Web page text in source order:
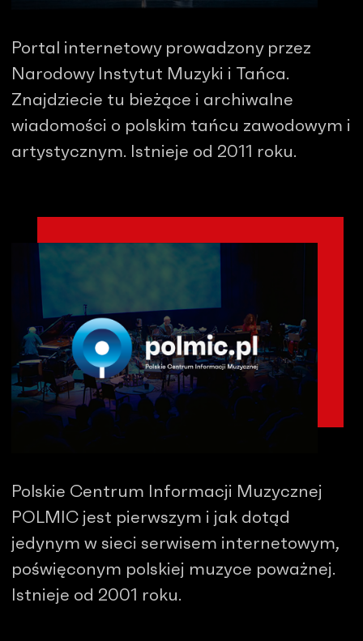
Portal internetowy prowadzony przez
Narodowy Instytut Muzyki i Tańca.
Znajdziecie tu bieżące i archiwalne
wiadomości o polskim tańcu zawodowym i
artystycznym. Istnieje od 2011 roku.
Polskie Centrum Informacji Muzycznej
POLMIC jest pierwszym i jak dotąd
jedynym w sieci serwisem internetowym,
poświęconym polskiej muzyce poważnej.
Istnieje od 2001 roku.